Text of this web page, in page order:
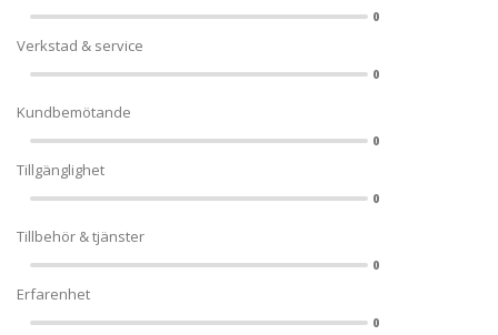
0
Verkstad & service
0
Kundbemötande
0
Tillgänglighet
0
Tillbehör & tjänster
0
Erfarenhet
0